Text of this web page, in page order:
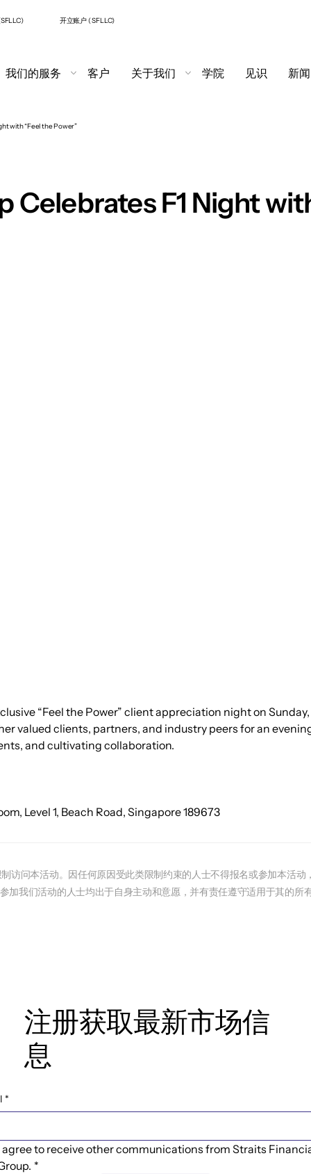
我们的服务 客户 关于我们 学院 见识 新闻
开立账户 ( SFLLC)
with “Feel the Power”
Celebrates F1 Night
“Feel the Power” client appreciation night on
valued clients, partners, and industry peers for an
and cultivating collaboration.
Level 1, Beach Road, Singapore 189673
访问本活动。因任何原因受此类限制约束的人士不得报名或参加本活
加我们活动的人士均出于自身主动和意愿，并有责任遵守适用于其的所
注册获取最新市场信
息
*
agree to receive other communications from Straits
*